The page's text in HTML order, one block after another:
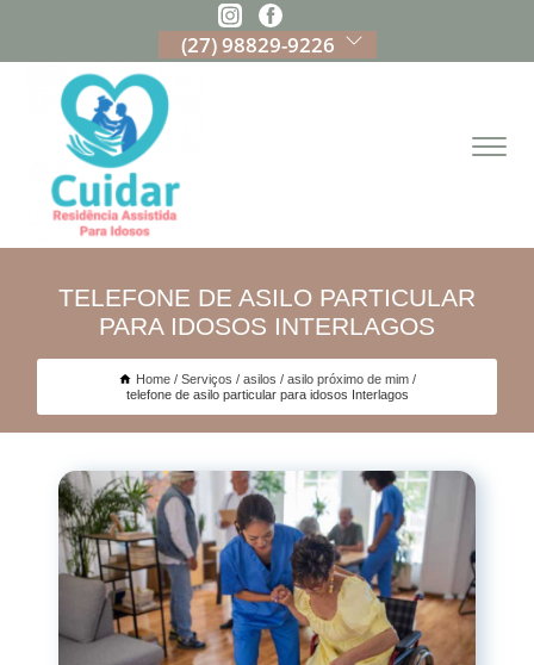
(27) 98829-9226
TELEFONE DE ASILO PARTICULAR
PARA IDOSOS INTERLAGOS
Home Serviços asilos
asilo próximo de mim
telefone de asilo particular para idosos Interlagos